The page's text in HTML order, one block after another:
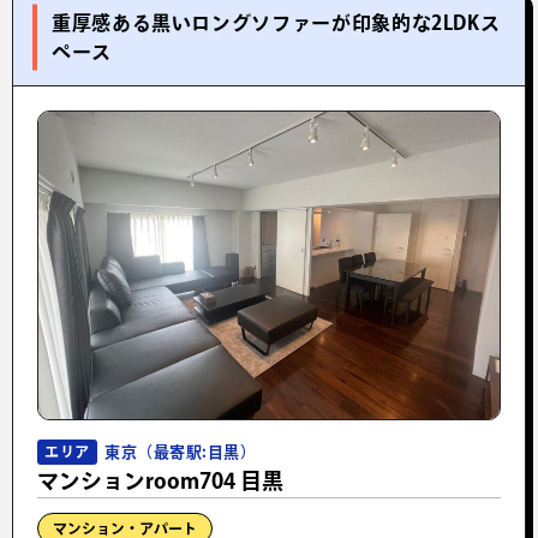
重厚感ある黒いロングソファーが印象的な2LDKス
ペース
エリア 東京（最寄駅:目黒）
マンションroom704 目黒
マンション・アパート